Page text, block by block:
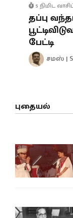
5 நிமிட
தப்பு
பேட்டி
சமஸ் |
புதையல்